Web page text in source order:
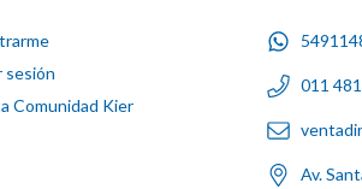
sesión
Comunidad Kier
011
Av.